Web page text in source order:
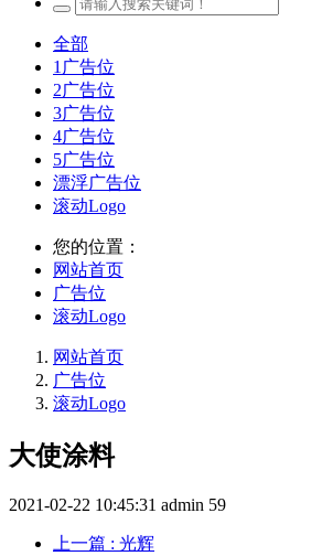
全部
1广告位
2广告位
3广告位
4广告位
5广告位
漂浮广告位
滚动Logo
您的位置：
网站首页
广告位
滚动Logo
网站首页
广告位
滚动Logo
大使涂料
2021-02-22 10:45:31 admin 59
上一篇 : 光辉